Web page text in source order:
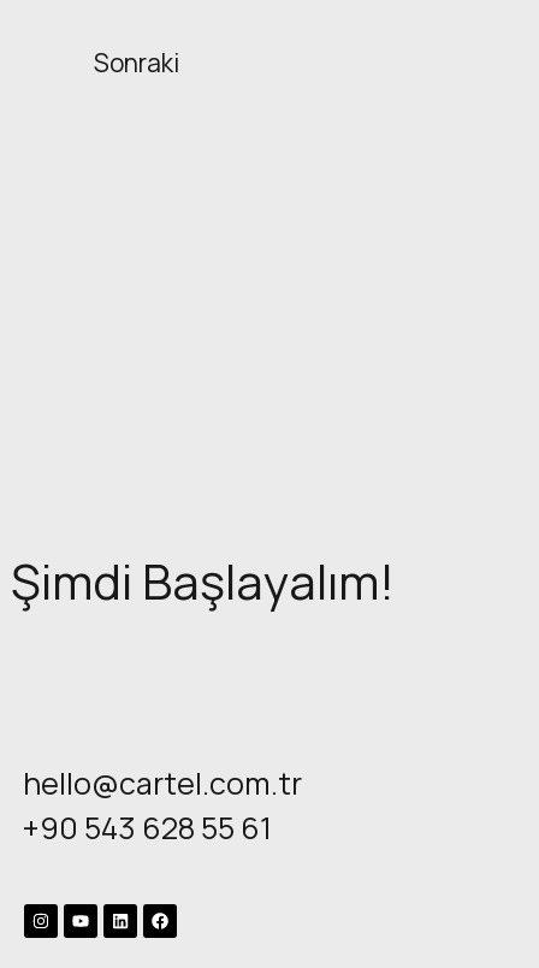
Sonraki
Şimdi Başlayalım!
hello@cartel.com.tr
+90 543 628 55 61